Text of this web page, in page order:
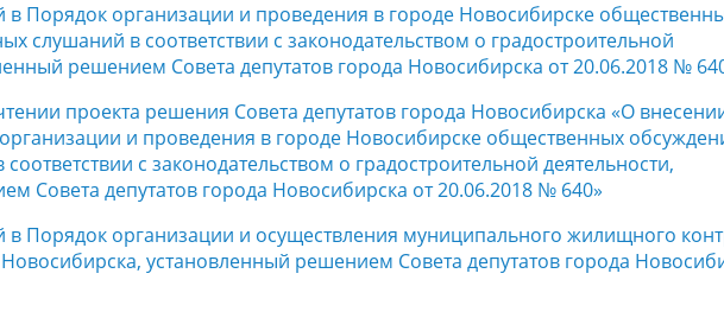
Порядок организации и проведения в городе Новосибирске
слушаний в соответствии с законодательством о градостроительной
решением Совета депутатов города Новосибирска от 20.06.2018 №
проекта решения Совета депутатов города Новосибирска «О
и проведения в городе Новосибирске общественных
с законодательством о градостроительной деятельности,
Совета депутатов города Новосибирска от 20.06.2018 № 640»
Порядок организации и осуществления муниципального жилищного
установленный решением Совета депутатов города